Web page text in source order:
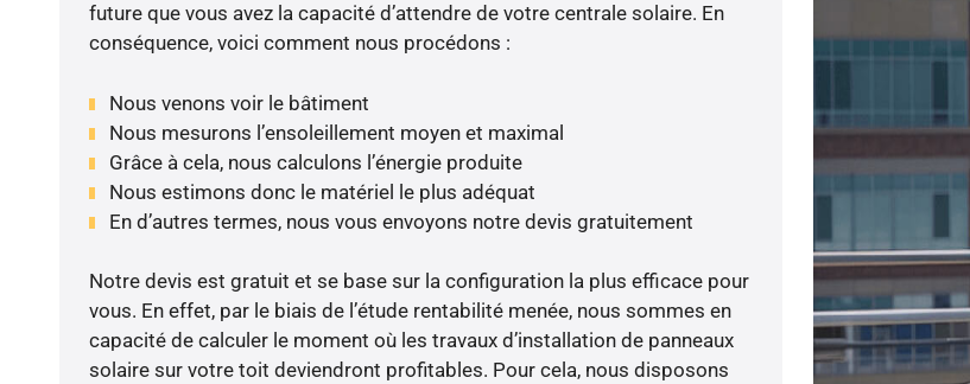
future que vous avez la capacité d’attendre de votre centrale solaire. En
conséquence, voici comment nous procédons :
Nous venons voir le bâtiment
Nous mesurons l’ensoleillement moyen et maximal
Grâce à cela, nous calculons l’énergie produite
Nous estimons donc le matériel le plus adéquat
En d’autres termes, nous vous envoyons notre devis gratuitement
Notre devis est gratuit et se base sur la configuration la plus efficace pour
vous. En effet, par le biais de l’étude rentabilité menée, nous sommes en
capacité de calculer le moment où les travaux d’installation de panneaux
solaire sur votre toit deviendront profitables. Pour cela, nous disposons